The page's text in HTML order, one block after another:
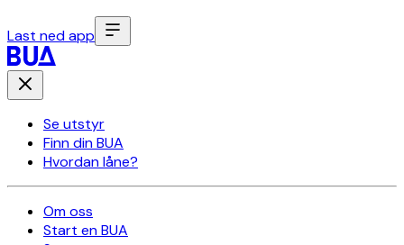
Last ned app
Se utstyr
Finn din BUA
Hvordan låne?
Om oss
Start en BUA